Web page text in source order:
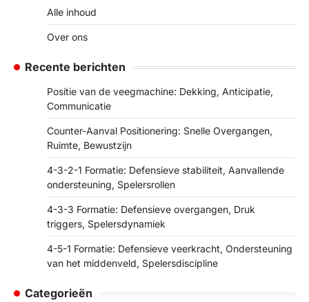
Alle inhoud
Over ons
Recente berichten
Positie van de veegmachine: Dekking, Anticipatie,
Communicatie
Counter-Aanval Positionering: Snelle Overgangen,
Ruimte, Bewustzijn
4-3-2-1 Formatie: Defensieve stabiliteit, Aanvallende
ondersteuning, Spelersrollen
4-3-3 Formatie: Defensieve overgangen, Druk
triggers, Spelersdynamiek
4-5-1 Formatie: Defensieve veerkracht, Ondersteuning
van het middenveld, Spelersdiscipline
Categorieën